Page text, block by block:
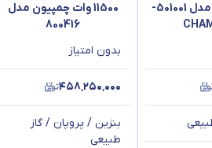
5.5 کیلووات مدل 501001-
11500 وات چمپیون مدل
800416
بدون امتیاز
۴۵۸٬۲۵۰٬۰۰۰
بنزین / پروپان / گاز
طبیعی